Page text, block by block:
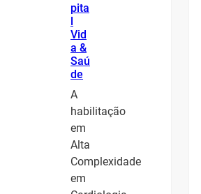
pita
Vid
a &
Saú
de
A
habilitação
em
Alta
Complexidade
em